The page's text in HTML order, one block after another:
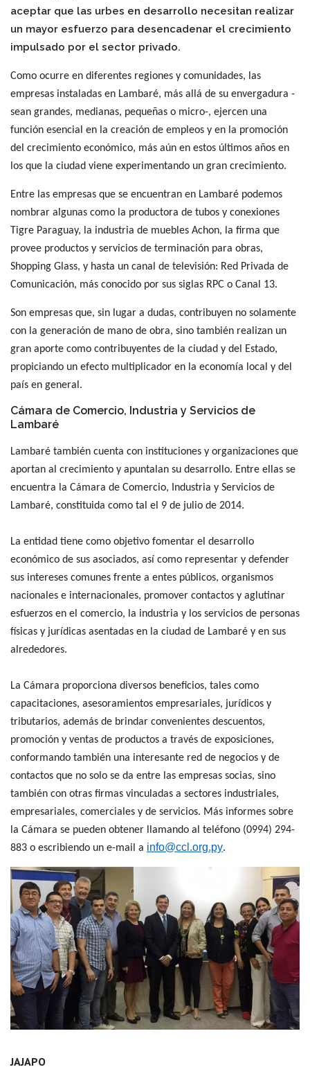
aceptar que las urbes en desarrollo necesitan realizar
un mayor esfuerzo para desencadenar el crecimiento
impulsado por el sector privado.
Como ocurre en diferentes regiones y comunidades, las
empresas instaladas en Lambaré, más allá de su envergadura -
sean grandes, medianas, pequeñas o micro-, ejercen una
función esencial en la creación de empleos y en la promoción
del crecimiento económico, más aún en estos últimos años en
los que la ciudad viene experimentando un gran crecimiento.
Entre las empresas que se encuentran en Lambaré podemos
nombrar algunas como la productora de tubos y conexiones
Tigre Paraguay, la industria de muebles Achon, la firma que
provee productos y servicios de terminación para obras,
Shopping Glass, y hasta un canal de televisión: Red Privada de
Comunicación, más conocido por sus siglas RPC o Canal 13.
Son empresas que, sin lugar a dudas, contribuyen no solamente
con la generación de mano de obra, sino también realizan un
gran aporte como contribuyentes de la ciudad y del Estado,
propiciando un efecto multiplicador en la economía local y del
país en general.
Cámara de Comercio, Industria y Servicios de
Lambaré
Lambaré también cuenta con instituciones y organizaciones que
aportan al crecimiento y apuntalan su desarrollo. Entre ellas se
encuentra la Cámara de Comercio, Industria y Servicios de
Lambaré, constituida como tal el 9 de julio de 2014.
La entidad tiene como objetivo fomentar el desarrollo
económico de sus asociados, así como representar y defender
sus intereses comunes frente a entes públicos, organismos
nacionales e internacionales, promover contactos y aglutinar
esfuerzos en el comercio, la industria y los servicios de personas
físicas y jurídicas asentadas en la ciudad de Lambaré y en sus
alrededores.
La Cámara proporciona diversos beneficios, tales como
capacitaciones, asesoramientos empresariales, jurídicos y
tributarios, además de brindar convenientes descuentos,
promoción y ventas de productos a través de exposiciones,
conformando también una interesante red de negocios y de
contactos que no solo se da entre las empresas socias, sino
también con otras firmas vinculadas a sectores industriales,
empresariales, comerciales y de servicios. Más informes sobre
la Cámara se pueden obtener llamando al teléfono (0994) 294-
883 o escribiendo un e-mail a info@ccl.org.py.
JAJAPO